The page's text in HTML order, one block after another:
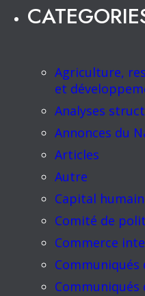
Agriculture,
et
Analyses
Annonces du
Articles
Autre
Capital humain
Comité de
Commerce
Communiqués
Communiqués